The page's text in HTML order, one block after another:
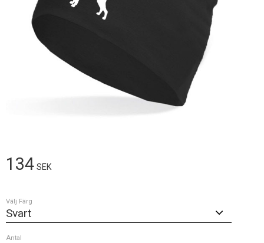
134 SEK
Välj Färg
Antal